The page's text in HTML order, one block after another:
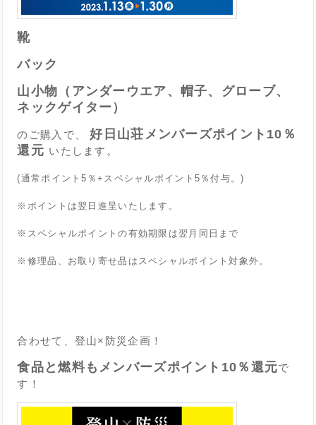
靴
バック
山小物（アンダーウエア、帽子、グローブ、
ネックゲイター）
のご購入で、好日山荘メンバーズポイント10％
還元 いたします。
(通常ポイント5％+スペシャルポイント5％付与。)
※ポイントは翌日進呈いたします。
※スペシャルポイントの有効期限は翌月同日まで
※修理品、お取り寄せ品はスペシャルポイント対象外。
合わせて、登山×防災企画！
食品と燃料もメンバーズポイント10％還元で
す！